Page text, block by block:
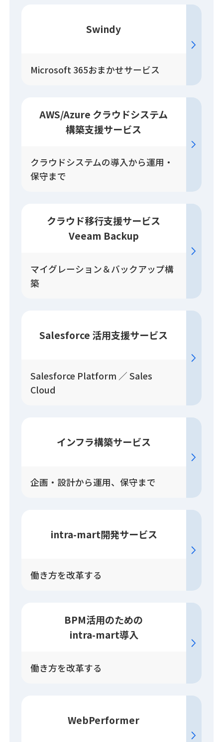
Swindy
Microsoft 365おまかせサービス
AWS/Azure クラウドシステム
構築支援サービス
クラウドシステムの導入から運用・
保守まで
クラウド移行支援サービス
Veeam Backup
マイグレーション＆バックアップ構
築
Salesforce 活用支援サービス
Salesforce Platform ／ Sales
Cloud
インフラ構築サービス
企画・設計から運用、保守まで
intra-mart開発サービス
働き方を改革する
BPM活用のための
intra-mart導入
働き方を改革する
WebPerformer